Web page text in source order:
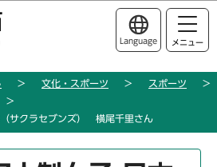
ージの本文へ移動
Language メニュー
文化・スポーツ
スポーツ
サクラセブンズ） 横尾千里さん